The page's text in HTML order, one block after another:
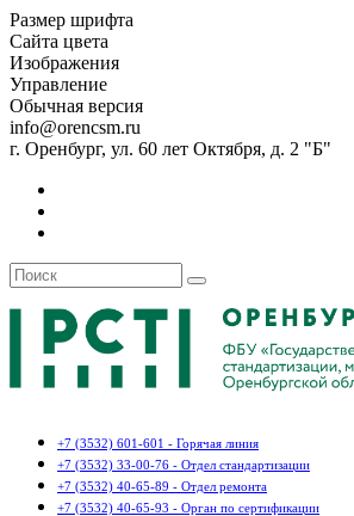
Размер шрифта
Сайта цвета
Изображения
Управление
Обычная версия
info@orencsm.ru
г. Оренбург, ул. 60 лет Октября, д. 2 "Б"
+7 (3532) 601-601 - Горячая линия
+7 (3532) 33-00-76 - Отдел стандартизации
+7 (3532) 40-65-89 - Отдел ремонта
+7 (3532) 40-65-93 - Орган по сертификации